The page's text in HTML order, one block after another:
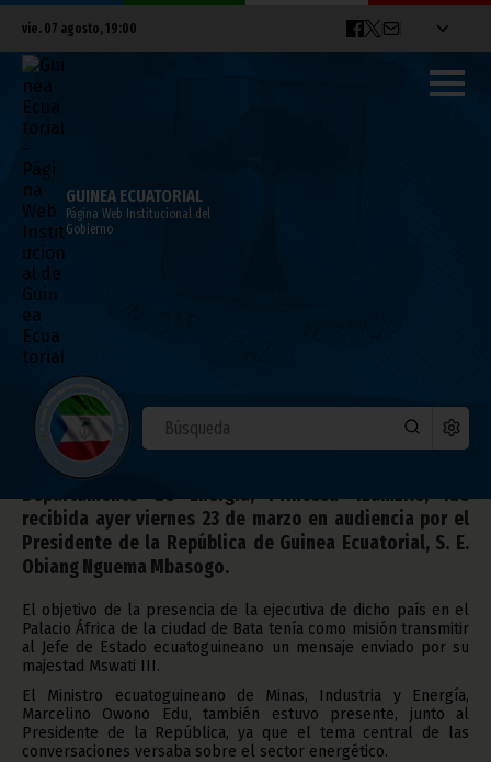
vie. 07 agosto, 19:00
GUINEA ECUATORIAL
Página Web Institucional del
Gobierno
Audiencia del Presidente de la República
marzo 24, 2012
Noticias Presidencia
La Ministra del Reino de Suazilandia encargada del
Departamento de Energía, Princesa Tzamzile, fue
recibida ayer viernes 23 de marzo en audiencia por el
Presidente de la República de Guinea Ecuatorial, S. E.
Obiang Nguema Mbasogo.
El objetivo de la presencia de la ejecutiva de dicho país en el
Palacio África de la ciudad de Bata tenía como misión transmitir
al Jefe de Estado ecuatoguineano un mensaje enviado por su
majestad Mswati III.
El Ministro ecuatoguineano de Minas, Industria y Energía,
Marcelino Owono Edu, también estuvo presente, junto al
Presidente de la República, ya que el tema central de las
conversaciones versaba sobre el sector energético.